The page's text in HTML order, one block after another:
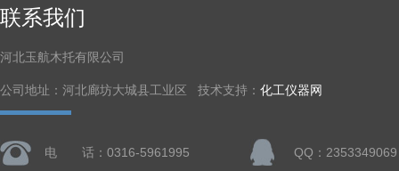
联系我们
河北玉航木托有限公司
公司地址：河北廊坊大城县工业区 技术支持： 化工仪器网
电 话：0316-5961995 QQ：2353349069